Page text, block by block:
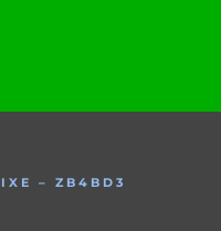
– ZB4BD3